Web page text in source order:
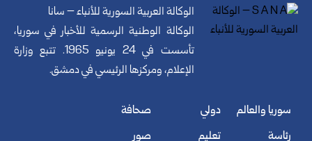
الوكالة العربية السورية للأنباء – سانا
الوكالة الوطنية الرسمية للأخبار في سوريا،
تأسست في 24 يونيو 1965. تتبع وزارة
الإعلام، ومركزها الرئيسي في دمشق.
سوريا والعالم
رئاسة
دولي
تعليم
صحافة
صور